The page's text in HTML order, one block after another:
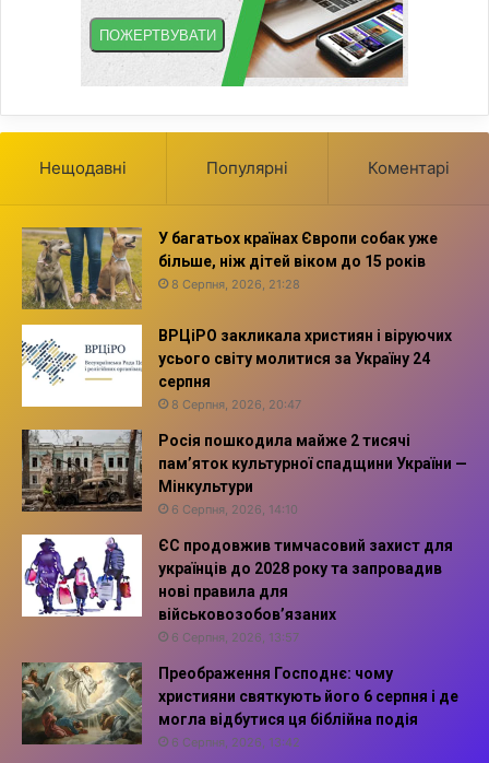
Нещодавні Популярні Коментарі
У багатьох країнах Європи собак уже
більше, ніж дітей віком до 15 років
8 Серпня, 2026, 21:28
ВРЦіРО закликала християн і віруючих
усього світу молитися за Україну 24
серпня
8 Серпня, 2026, 20:47
Росія пошкодила майже 2 тисячі
пам’яток культурної спадщини України —
Мінкультури
6 Серпня, 2026, 14:10
ЄС продовжив тимчасовий захист для
українців до 2028 року та запровадив
нові правила для
військовозобов’язаних
6 Серпня, 2026, 13:57
Преображення Господнє: чому
християни святкують його 6 серпня і де
могла відбутися ця біблійна подія
6 Серпня, 2026, 13:42